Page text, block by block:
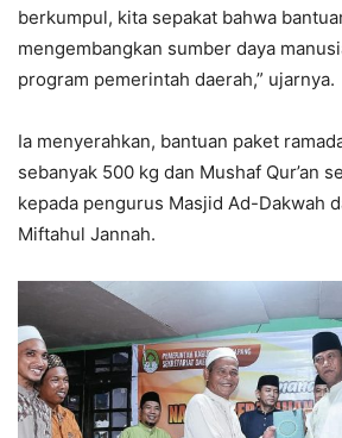
berkumpul, kita sepakat bahwa
mengembangkan sumber daya
program pemerintah daerah,” ujarnya.
Ia menyerahkan, bantuan paket
sebanyak 500 kg dan Mushaf Qur’an
kepada pengurus Masjid Ad-Dakwah
Miftahul Jannah.